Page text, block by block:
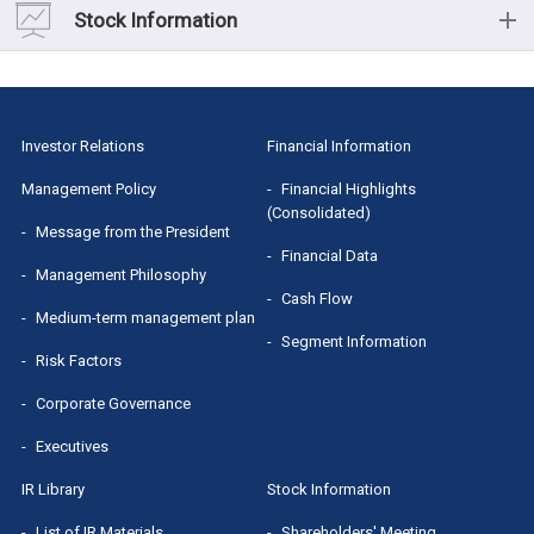
Stock Information
Dividend
Stock Quotes（Yahoo! Finance）
Investor Relations
Management Policy
Message from the President
Management Philosophy
Medium-term management plan
Risk Factors
Corporate Governance
Executives
Financial Information
Financial Highlights
(Consolidated)
Financial Data
Cash Flow
Segment Information
IR Library Stock Information